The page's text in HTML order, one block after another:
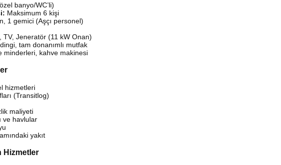
banyo/WC’li)
Maksimum 6 kişi
1 gemici (Aşçı personel)
TV, Jeneratör (11 kW Onan)
tam donanımlı mutfak
minderleri, kahve makinesi
hizmetleri
(Transitlog)
maliyeti
ve havlular
yakıt
Hizmetler